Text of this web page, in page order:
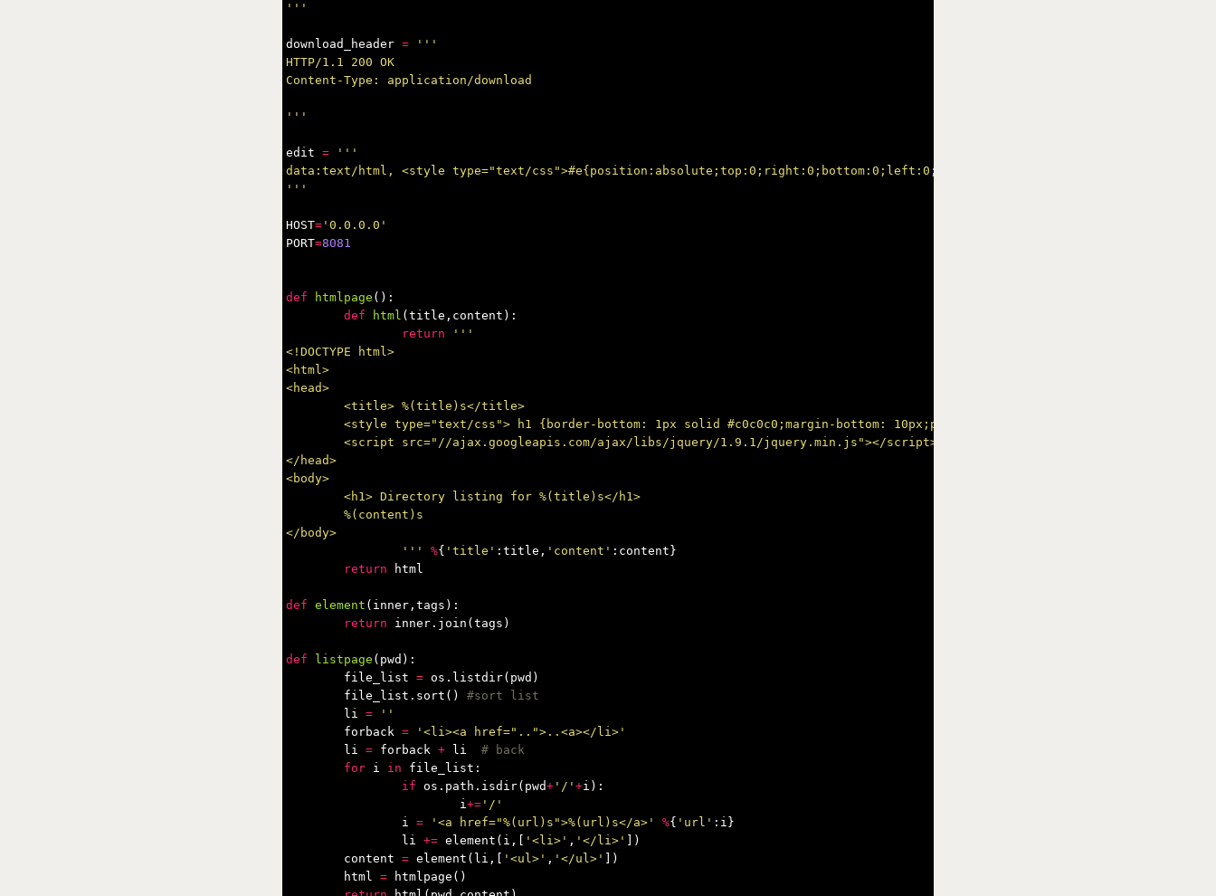
'''
download_header =
'''
HTTP/1.1 200 OK
Content-Type: application/download
'''
edit =
'''
data:text/html, <style type="text/css">#e{position:absolute;top:0;right:0;bottom:0;left:0;}</style><div id="e"></div><script
'''
HOST= '0.0.0.0'
PORT=8081
def htmlpage ():
def
html ( title , content ):
return
'''
<!DOCTYPE html>
<html>
<head>
</head>
<body>
</body>
		'''
%{ 'title' : title , 'content' : content }
return
html
def element ( inner , tags ):
return
inner . join ( tags )
def listpage ( pwd ):
file_list = os . listdir( pwd )
file_list . sort ()
li =
''
forback =
'<li><a href="..">..<a></li>'
li = forback + li
for i in file_list :
if os . path . isdir( pwd+ '/' +i ):
i+= '/'
i = '<a href="%(url)s">%(url)s</a>' %{ 'url' : i }
li += element ( i ,[ '<li>' , '</li>'
])
content = element ( li ,[ '<ul>' , '</ul>'
])
html = htmlpage ()